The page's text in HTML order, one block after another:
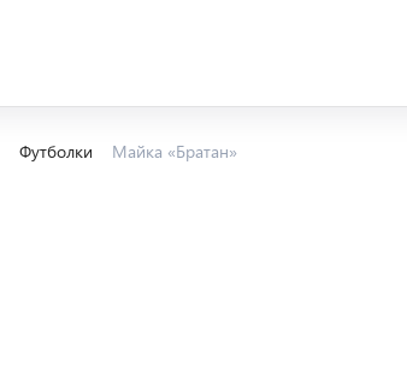
Футболки Майка «Братан»